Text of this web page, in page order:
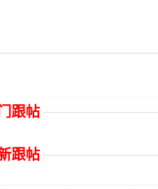
跟帖
跟帖